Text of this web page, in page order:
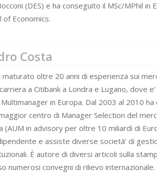
(DES) e ha conseguito il MSc/MPhil in
of Economics.
Costa
maturato oltre 20 anni di esperienza sui
a Citibank a Londra e Lugano, dove
Multimanager in Europa. Dal 2003 al 2010
centro di Manager Selection del
(AUM in advisory per oltre 10 miliardi di
e assiste diverse società’ di
È autore di diversi articoli sulla
numerosi convegni di rilievo internazionale.